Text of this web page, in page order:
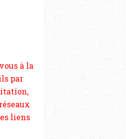
liens